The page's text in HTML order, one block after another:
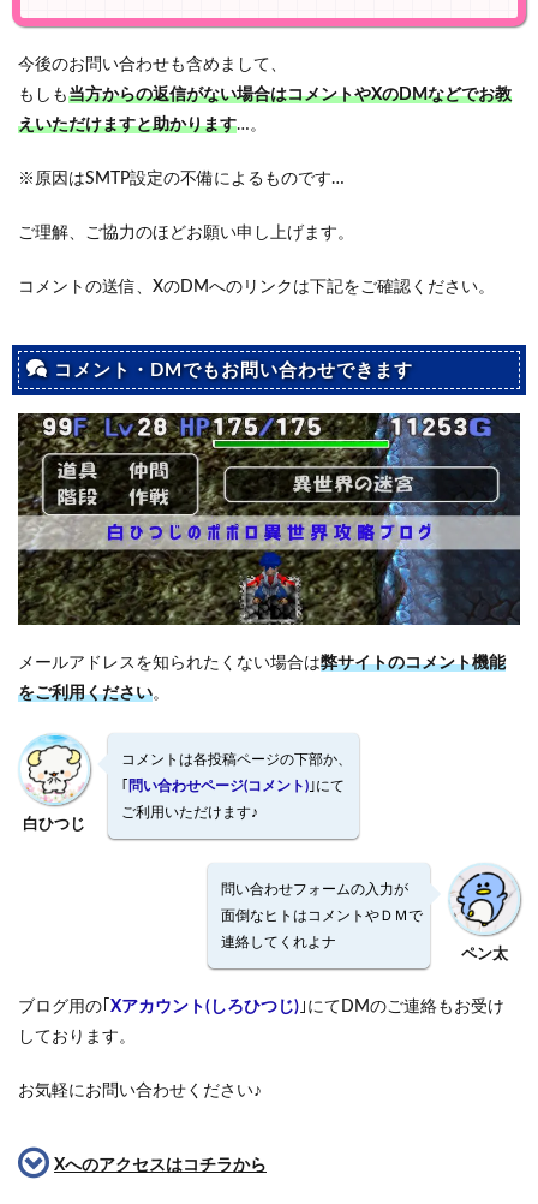
今後のお問い合わせも含めまして、
もしも当方からの返信がない場合はコメントやXのDMなどでお教
えいただけますと助かります…。
※原因はSMTP設定の不備によるものです…
ご理解、ご協力のほどお願い申し上げます。
コメントの送信、XのDMへのリンクは下記をご確認ください。
コメント・DMでもお問い合わせできます
メールアドレスを知られたくない場合は弊サイトのコメント機能
をご利用ください。
白ひつじ
コメントは各投稿ページの下部か、
問い合わせページ(コメント) ｣にて
ご利用いただけます♪
ペン太
問い合わせフォームの入力が
面倒なヒトはコメントやＤＭで
連絡してくれよナ
ブログ用の｢ Xアカウント(しろひつじ) ｣にてDMのご連絡もお受け
しております。
お気軽にお問い合わせください♪
Xへのアクセスはコチラから